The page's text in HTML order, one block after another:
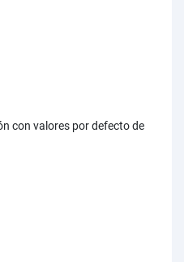
con valores por defecto de